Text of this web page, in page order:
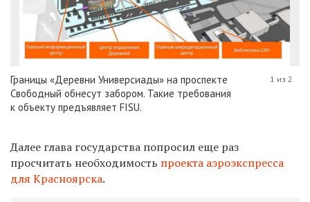
Границы «Деревни Универсиады» на проспекте
Свободный обнесут забором. Такие требования
к объекту предъявляет FISU.
1 из 2
Далее глава государства попросил еще раз
просчитать необходимость проекта аэроэкспресса
для Красноярска.